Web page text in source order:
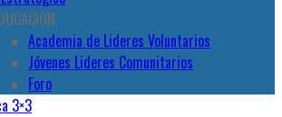
Academia de Lideres Voluntarios
Jóvenes Lideres Comunitarios
Foro
3×3